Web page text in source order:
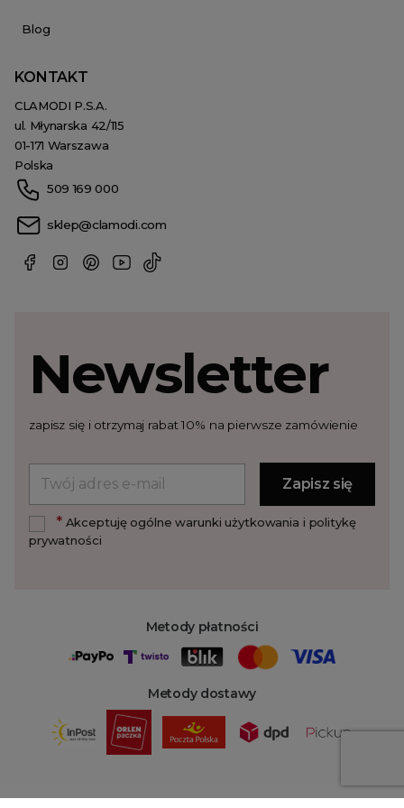
Blog
KONTAKT
CLAMODI P.S.A.
ul. Młynarska 42/115
01-171 Warszawa
Polska
509 169 000
sklep@clamodi.com
Metody płatności
Metody dostawy
Newsletter
zapisz się i otrzymaj rabat 10% na pierwsze zamówienie
*Akceptuję ogólne warunki użytkowania i politykę
prywatności